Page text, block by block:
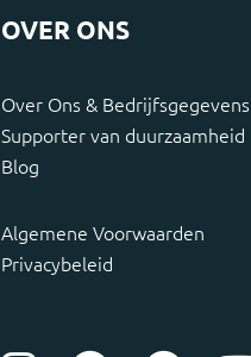
OVER ONS
Over Ons & Bedrijfsgegevens
Supporter van duurzaamheid
Blog
Algemene Voorwaarden
Privacybeleid